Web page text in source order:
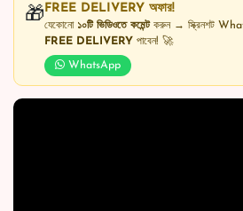
🎁 FREE DELIVERY অফার!
যেকোনো ১০টি ভিডিওতে কমেন্টকরুন → স্ক্রিনশট
FREE DELIVERY পাবেন! 🚀
WhatsApp